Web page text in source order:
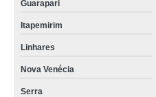
Guarapari
Itapemirim
Linhares
Nova Venécia
Serra